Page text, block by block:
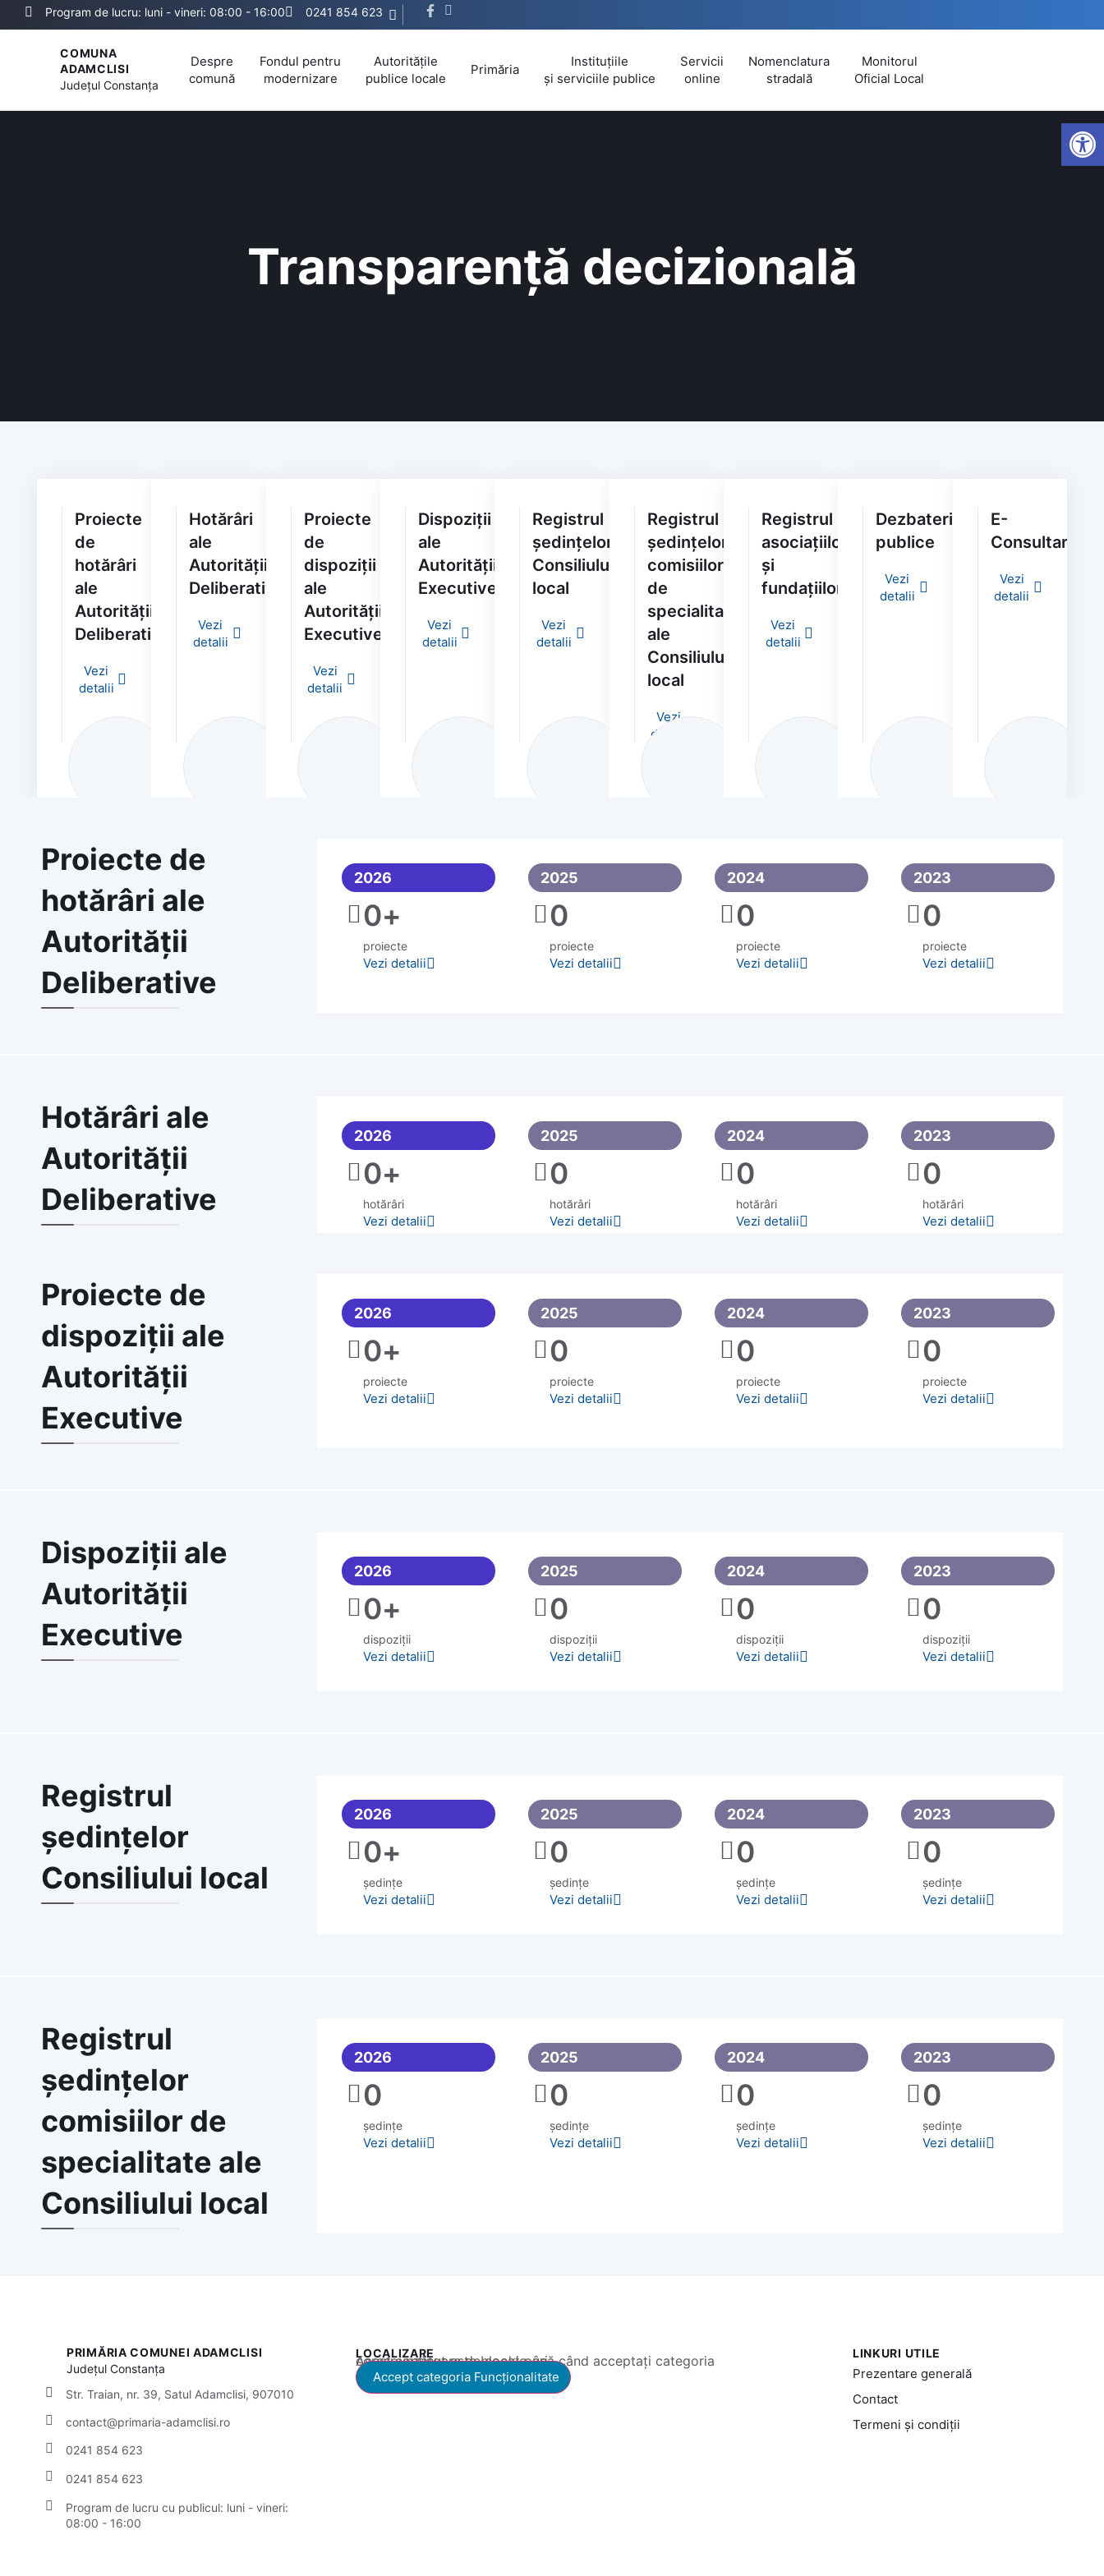
Program de lucru: luni - vineri: 08:00 - 16:00 0241 854 623
COMUNA
ADAMCLISI
JudețulConstanța
Despre
comună
Fondul pentru
modernizare
Autoritățile
publice locale
Primăria
Instituțiile
și serviciile publice
Servicii
online
Nomenclatura
stradală
Monitorul
Oficial Local
Transparență decizională
Proiecte
de
hotărâri
ale
Autorității
Deliberative
Vezi
detalii
Hotărâri
ale
Autorității
Deliberative
Vezi
detalii
Proiecte
de
dispoziții
ale
Autorității
Executive
Vezi
detalii
Dispoziții
ale
Autorității
Executive
Vezi
detalii
Registrul
ședințelor
Consiliului
local
Vezi
detalii
Registrul
ședințelor
comisiilor
de
specialitate
ale
Consiliului
local
Vezi
detalii
Registrul
asociațiilor
și
fundațiilor
Vezi
detalii
Dezbateri
publice
Vezi
detalii
E-
Consultare
Vezi
detalii
Proiecte de
hotărâri ale
Autorității
Deliberative
2026
proiecte
0+
Vezi detalii
2025
proiecte
0
Vezi detalii
2024
proiecte
0
Vezi detalii
2023
proiecte
0
Vezi detalii
Hotărâri ale
Autorității
Deliberative
2026
hotărâri
0+
Vezi detalii
2025
hotărâri
0
Vezi detalii
2024
hotărâri
0
Vezi detalii
2023
hotărâri
0
Vezi detalii
Proiecte de
dispoziții ale
Autorității
Executive
2026
proiecte
0+
Vezi detalii
2025
proiecte
0
Vezi detalii
2024
proiecte
0
Vezi detalii
2023
proiecte
0
Vezi detalii
Dispoziții ale
Autorității
Executive
2026
dispoziții
0+
Vezi detalii
2025
dispoziții
0
Vezi detalii
2024
dispoziții
0
Vezi detalii
2023
dispoziții
0
Vezi detalii
Registrul
ședințelor
Consiliului local
2026
ședințe
0+
Vezi detalii
2025
ședințe
0
Vezi detalii
2024
ședințe
0
Vezi detalii
2023
ședințe
0
Vezi detalii
Registrul
ședințelor
comisiilor de
specialitate ale
Consiliului local
2026
ședințe
0
Vezi detalii
2025
ședințe
0
Vezi detalii
2024
ședințe
0
Vezi detalii
2023
ședințe
0
Vezi detalii
PRIMĂRIA COMUNEI ADAMCLISI
JudețulConstanța
Str. Traian, nr. 39, Satul Adamclisi, 907010
contact@primaria-adamclisi.ro
0241 854 623
0241 854 623
Program de lucru cu publicul: luni - vineri:
08:00 - 16:00
LOCALIZARE
Acest conținut este blocat până când acceptați categoria corespunzătoare de cookie-uri.
Accept categoria Funcționalitate
LINKURI UTILE
Prezentare generală
Contact
Termeni și condiții